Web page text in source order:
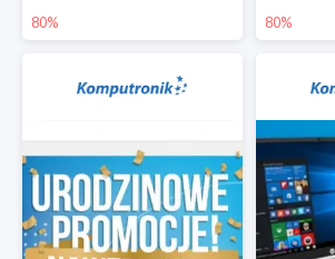
80% 80%